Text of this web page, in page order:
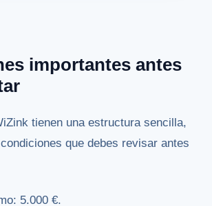
importantes antes
tienen una estructura sencilla,
que debes revisar antes
5.000 €.